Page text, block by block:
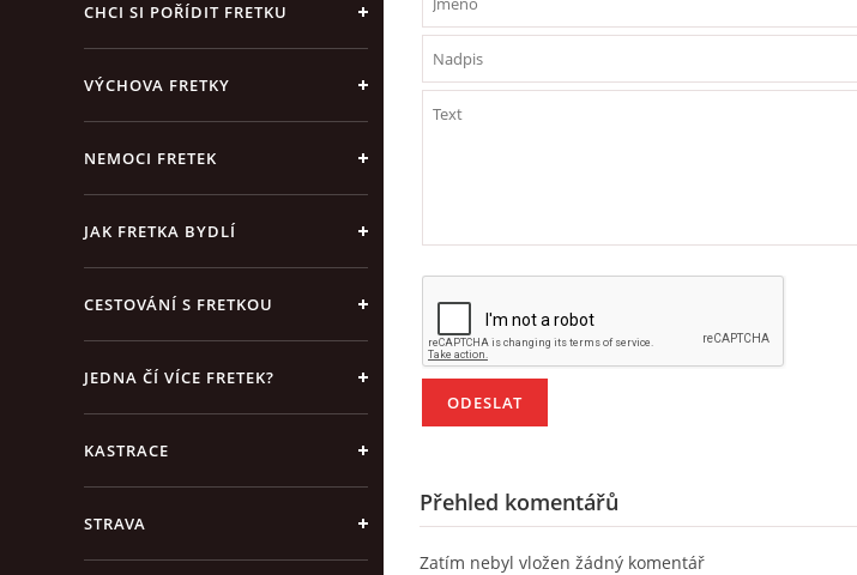
CHCI SI POŘÍDIT FRETKU
VÝCHOVA FRETKY
NEMOCI FRETEK
JAK FRETKA BYDLÍ
CESTOVÁNÍ S FRETKOU
JEDNA ČÍ VÍCE FRETEK?
KASTRACE
STRAVA
Přehled komentářů
Zatím nebyl vložen žádný komentář